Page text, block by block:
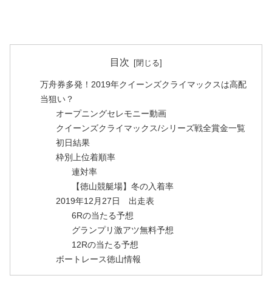
目次
万舟券多発！2019年クイーンズクライマックスは高配
当狙い？
オープニングセレモニー動画
クイーンズクライマックス/シリーズ戦全賞金一覧
初日結果
枠別上位着順率
連対率
【徳山競艇場】冬の入着率
2019年12月27日 出走表
6Rの当たる予想
グランプリ激アツ無料予想
12Rの当たる予想
ボートレース徳山情報